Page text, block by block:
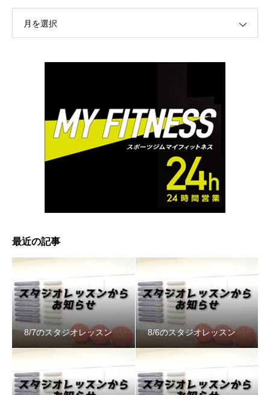
月を選択
最近の記事
8/7のスタジオレッスン 8/6のスタジオレッスン